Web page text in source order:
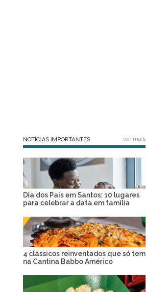
NOTÍCIAS IMPORTANTES ver mais
Dia dos Pais em Santos: 10 lugares
para celebrar a data em família
4 clássicos reinventados que só tem
na Cantina Babbo Américo